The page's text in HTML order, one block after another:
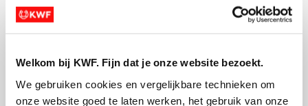
Welkom bij KWF. Fijn dat je onze website bezoekt.
We gebruiken cookies en vergelijkbare technieken om
onze website goed te laten werken, het gebruik van onze
Ik wil bijdragen aan de transactiekosten
en betaal €0.75 extra.